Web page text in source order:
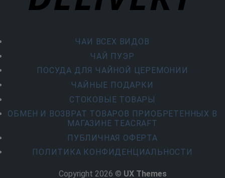
ЧАИ ВСЕХ ВИДОВ
ЧАЙ ПУЭР
ПОСУДА ДЛЯ ЧАЙНОЙ ЦЕРЕМОНИИ
ЧАЙНЫЕ ПОДАРКИ
СТОКОВЫЕ ТОВАРЫ
ОБМЕН И ВОЗВРАТ ТОВАРОВ ПРИОБРЕТЕННЫХ В
МАГАЗИНЕ TEACRAFT
ПУБЛИЧНАЯ ОФЕРТА
ПОЛИТИКА КОНФИДЕНЦИАЛЬНОСТИ
Copyright 2026 © UX Themes